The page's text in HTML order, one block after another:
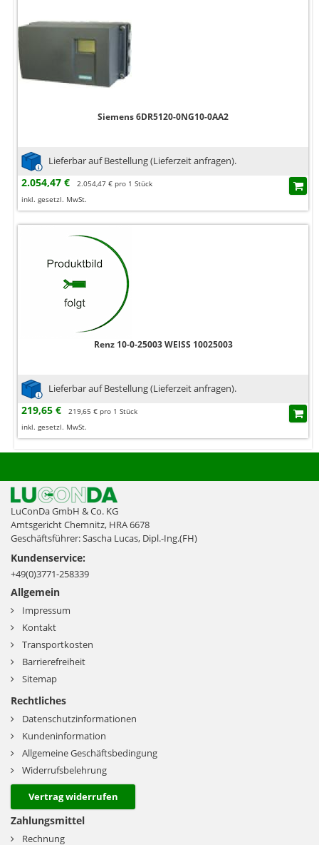
Siemens 6DR5120-0NG10-0AA2
Lieferbar auf Bestellung (Lieferzeit anfragen).
2.054,47 €
2.054,47 € pro 1 Stück
inkl. gesetzl. MwSt.
Renz 10-0-25003 WEISS 10025003
Lieferbar auf Bestellung (Lieferzeit anfragen).
219,65 €
219,65 € pro 1 Stück
inkl. gesetzl. MwSt.
LuConDa GmbH & Co. KG
Amtsgericht Chemnitz, HRA 6678
Geschäftsführer: Sascha Lucas, Dipl.-Ing.(FH)
Kundenservice:
+49(0)3771-258339
Allgemein
Impressum
Kontakt
Transportkosten
Barrierefreiheit
Sitemap
Rechtliches
Datenschutzinformationen
Kundeninformation
Allgemeine Geschäftsbedingung
Widerrufsbelehrung
Vertrag widerrufen
Zahlungsmittel
Rechnung